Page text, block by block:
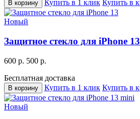
В корзину Купить в 1 клик Купить в
Новый
Защитное стекло для iPhone 13
600 р. 500 р.
Бесплатная доставка
В корзину Купить в 1 клик Купить в
Новый